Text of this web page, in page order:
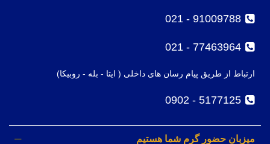
91009788 - 021
77463964 - 021
ارتباط از طریق پیام رسان های داخلی ( ایتا - بله - روبیکا)
5177125 - 0902
میزبان حضور گرم شما هستیم